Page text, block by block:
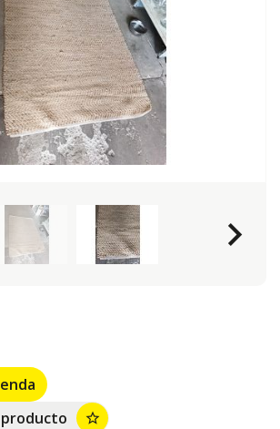
keyboard_arrow_right
producto
star_border